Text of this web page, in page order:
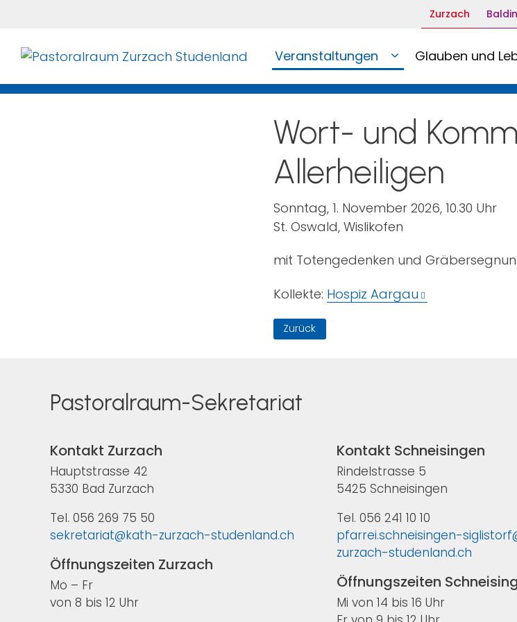
Zurzach
Veranstaltungen Glauben und
Wort- und
Allerheiligen
Sonntag, 1. November 2026, 10.30 Uhr
St. Oswald, Wislikofen
mit Totengedenken und
Kollekte: Hospiz Aargau
Zurück
Pastoralraum-Sekretariat
Kontakt Zurzach
Hauptstrasse 42
5330 Bad Zurzach
Tel. 056 269 75 50
sekretariat@kath-zurzach-studenland.ch
Öffnungszeiten Zurzach
Mo – Fr
von 8 bis 12 Uhr
Kontakt Schneisingen
Rindelstrasse 5
5425 Schneisingen
Tel. 056 241 10 10
pfarrei.schneisingen-
zurzach-studenland.ch
Öffnungszeiten
Mi von 14 bis 16 Uhr